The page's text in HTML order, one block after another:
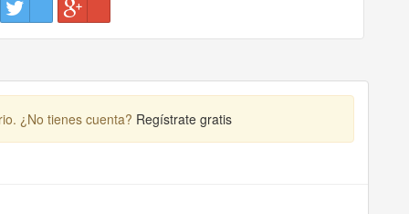
¿No tienes cuenta? Regístrate gratis